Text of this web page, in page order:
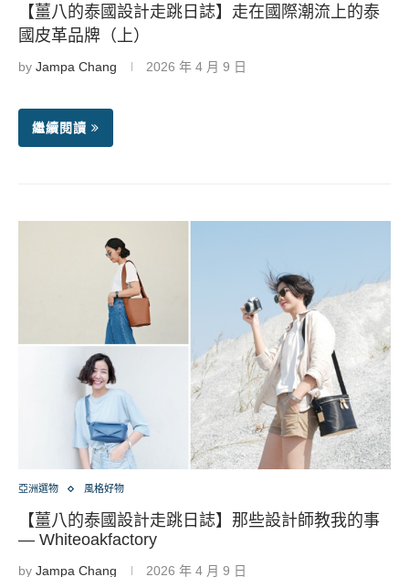
【薑八的泰國設計走跳日誌】走在國際潮流上的泰
國皮革品牌（上）
by Jampa Chang 2026 年 4 月 9 日
繼續閱讀
亞洲選物 風格好物
【薑八的泰國設計走跳日誌】那些設計師教我的事
— Whiteoakfactory
by Jampa Chang 2026 年 4 月 9 日